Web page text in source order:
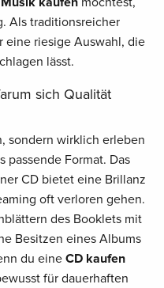
Als traditionsreicher
riesige Auswahl, die
lässt.
sich Qualität
sondern wirklich erleben
passende Format. Das
CD bietet eine Brillanz
oft verloren gehen.
des Booklets mit
Besitzen eines Albums
du eine CD kaufen
für dauerhaften